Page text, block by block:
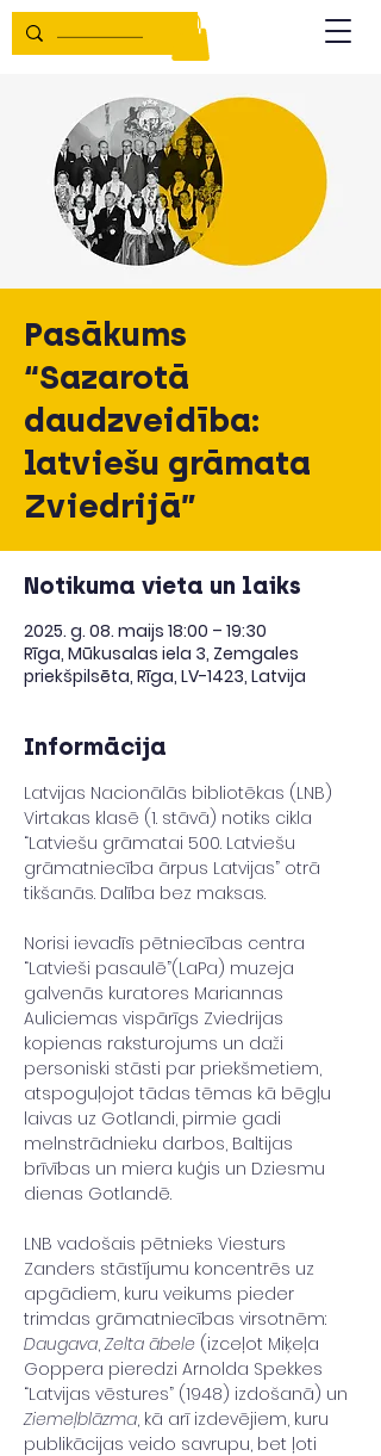
Pasākums
“Sazarotā
daudzveidība:
latviešu grāmata
Zviedrijā”
Notikuma vieta un laiks
2025. g. 08. maijs 18:00 – 19:30
Rīga, Mūkusalas iela 3, Zemgales
priekšpilsēta, Rīga, LV-1423, Latvija
Informācija
Latvijas Nacionālās bibliotēkas (LNB)
Virtakas klasē (1. stāvā) notiks cikla
“Latviešu grāmatai 500. Latviešu
grāmatniecība ārpus Latvijas” otrā
tikšanās. Dalība bez maksas.
Norisi ievadīs pētniecības centra
“Latvieši pasaulē”(LaPa) muzeja
galvenās kuratores Mariannas
Auliciemas vispārīgs Zviedrijas
kopienas raksturojums un daži
personiski stāsti par priekšmetiem,
atspoguļojot tādas tēmas kā bēgļu
laivas uz Gotlandi, pirmie gadi
melnstrādnieku darbos, Baltijas
brīvības un miera kuģis un Dziesmu
dienas Gotlandē.
LNB vadošais pētnieks Viesturs
Zanders stāstījumu koncentrēs uz
apgādiem, kuru veikums pieder
trimdas grāmatniecības virsotnēm:
Daugava, Zelta ābele (izceļot Miķeļa
Goppera pieredzi Arnolda Spekkes
“Latvijas vēstures” (1948) izdošanā) un
Ziemeļblāzma, kā arī izdevējiem, kuru
publikācijas veido savrupu, bet ļoti